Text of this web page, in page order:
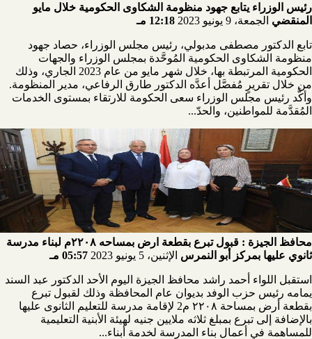
رئيس الوزراء يتابع جهود منظومة الشكاوى الحكومية خلال مايو
المنقضي الجمعة، 9 يونيو 2023 12:18 مـ
تابع الدكتور مصطفى مدبولي، رئيس مجلس الوزراء، حصاد جهود
منظومة الشكاوى الحكومية المُوحَّدة بمجلس الوزراء والجهات
الحكومية المرتبطة بها، خلال شهر مايو من عام 2023 الجاري، وذلك
من خلال تقريرٍ مُفصَّل أعدَّه الدكتور طارق الرفاعي، مدير المنظومة.
وأكَّد رئيس مجلس الوزراء سعى الحكومة للارتقاء بمستوى الخدمات
المُقدَّمة للمواطنين، والحدّ...
محافظ الجيزة : قبول تبرع بقطعة ارض بمساحه ٢٢٠٨م لبناء مدرسة
ثانوي عليها بمركز أبو النمرس الإثنين، 5 يونيو 2023 05:57 مـ
استقبل اللواء أحمد راشد محافظ الجيزة اليوم الأحد الدكتور عبد السند
يمامه رئيس حزب الوفد بديوان عام المحافظة وذلك لقبول تبرع
بقطعة أرض بمساحة ٢٢٠٨ م2 لإقامة مدرسة للتعليم الثانوى عليها
بالإضافة إلى تبرع بمبلغ ثلاثه ملايين جنيه لهيئة الأبنية التعليمية
للمساهمة في أعمال بناء المدرسة لخدمة أبناء...